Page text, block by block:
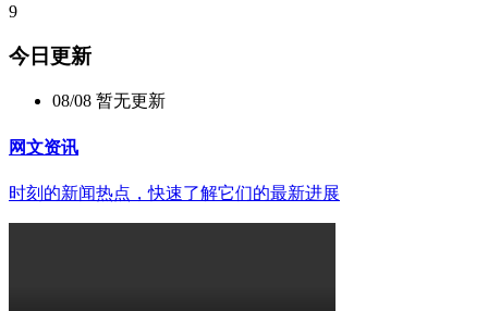
9
今日更新
08/08 暂无更新
网文资讯
时刻的新闻热点，快速了解它们的最新进展